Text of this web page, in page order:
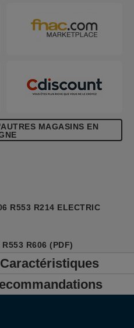
coffret de protection,
et le transport qui
et 750 pointes et
MAGASINS EN
R553 R214 ELECTRIC
R606 (PDF)